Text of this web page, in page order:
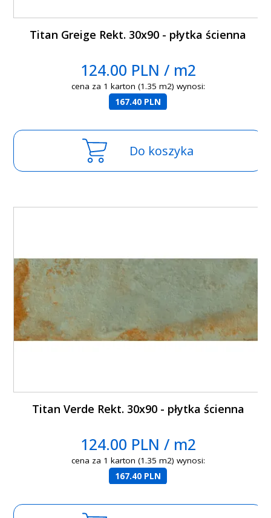
Titan Greige Rekt. 30x90 - płytka ścienna
124.00 PLN / m2
cena za 1 karton (1.35 m2) wynosi:
167.40 PLN
Do koszyka
Titan Verde Rekt. 30x90 - płytka ścienna
124.00 PLN / m2
cena za 1 karton (1.35 m2) wynosi:
167.40 PLN